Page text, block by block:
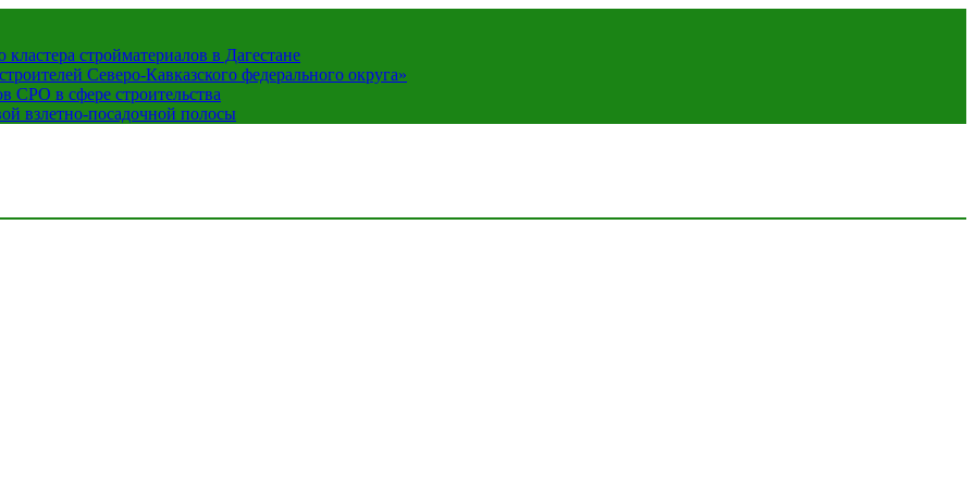
стройматериалов в Дагестане
Северо-Кавказского федерального округа»
СРО в сфере строительства
взлетно-посадочной полосы